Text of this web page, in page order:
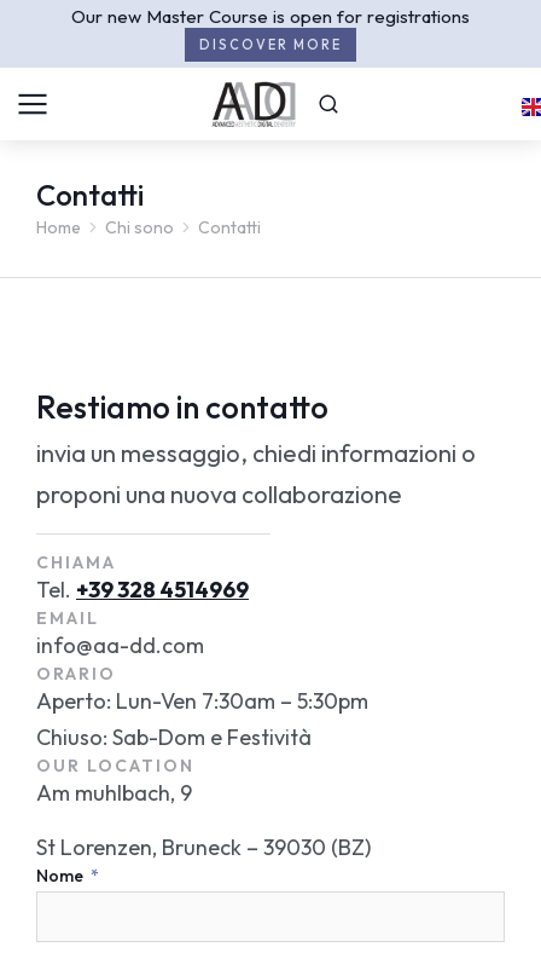
Our new Master Course is open for registrations
DISCOVER MORE
Contatti
Tu sei qui:
Home Chi sono Contatti
Restiamo in contatto
invia un messaggio, chiedi informazioni o
proponi una nuova collaborazione
CHIAMA
Tel. +39 328 4514969
EMAIL
info@aa-dd.com
ORARIO
Aperto: Lun-Ven 7:30am – 5:30pm
Chiuso: Sab-Dom e Festività
OUR LOCATION
Am muhlbach, 9
St Lorenzen, Bruneck – 39030 (BZ)
Nome